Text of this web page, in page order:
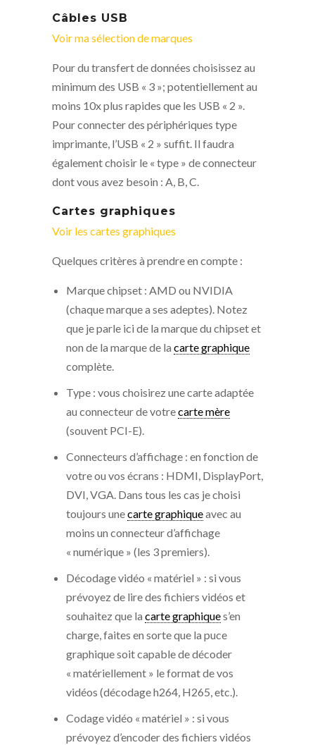
Câbles USB
Voir ma sélection de marques
Pour du transfert de données choisissez au
minimum des USB « 3 »; potentiellement au
moins 10x plus rapides que les USB « 2 ».
Pour connecter des périphériques type
imprimante, l’USB « 2 » suffit. Il faudra
également choisir le « type » de connecteur
dont vous avez besoin : A, B, C.
Cartes graphiques
Voir les cartes graphiques
Quelques critères à prendre en compte :
Marque chipset : AMD ou NVIDIA
(chaque marque a ses adeptes). Notez
que je parle ici de la marque du chipset et
non de la marque de la carte graphique
complète.
Type : vous choisirez une carte adaptée
au connecteur de votrecarte mère
(souvent PCI-E).
Connecteurs d’affichage : en fonction de
votre ou vos écrans : HDMI, DisplayPort,
DVI, VGA. Dans tous les cas je choisi
toujours unecarte graphiqueavec au
moins un connecteur d’affichage
« numérique » (les 3 premiers).
Décodage vidéo « matériel » : si vous
prévoyez de lire des fichiers vidéos et
souhaitez que la carte graphiques’en
charge, faites en sorte que la puce
graphique soit capable de décoder
« matériellement » le format de vos
vidéos (décodage h264, H265, etc.).
Codage vidéo « matériel » : si vous
prévoyez d’encoder des fichiers vidéos